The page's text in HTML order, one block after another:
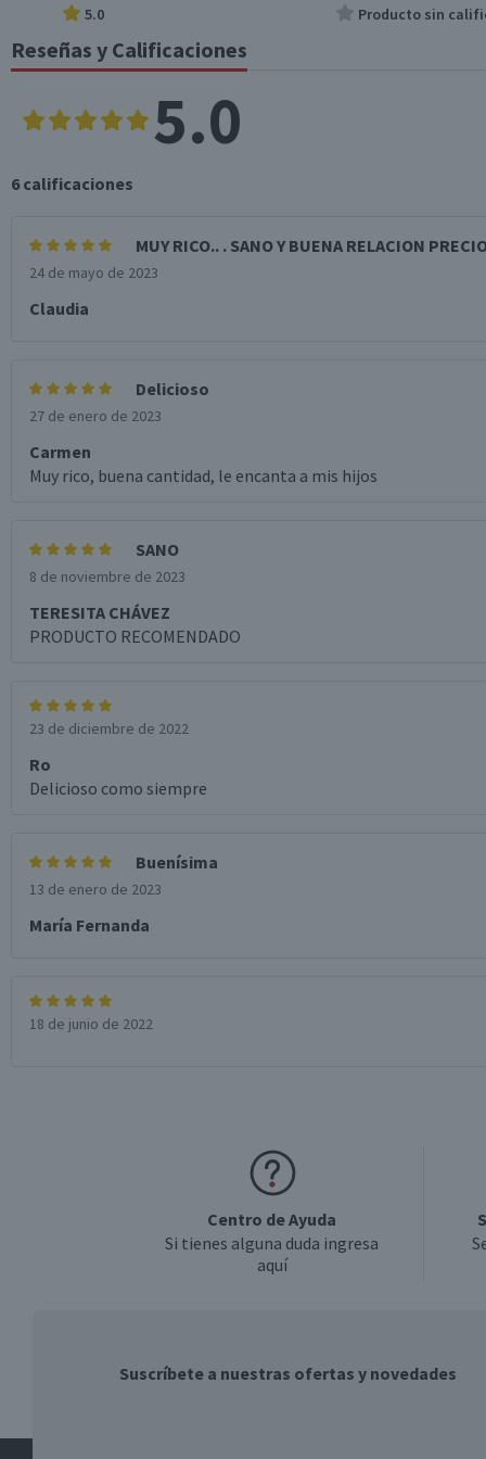
5.0 Producto sin
Reseñas y Calificaciones
5.0
6 calificaciones
MUY RICO.. . SANO Y BUENA RELACION
24 de mayo de 2023
Claudia
Delicioso
27 de enero de 2023
Carmen
Muy rico, buena cantidad, le encanta a mis hijos
SANO
8 de noviembre de 2023
TERESITA CHÁVEZ
PRODUCTO RECOMENDADO
23 de diciembre de 2022
Ro
Delicioso como siempre
Buenísima
13 de enero de 2023
María Fernanda
18 de junio de 2022
Centro de Ayuda
Si tienes alguna duda ingresa
aquí
Suscríbete a nuestras ofertas y novedades